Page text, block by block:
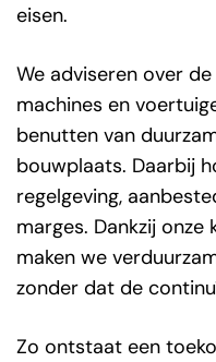
eisen.
We adviseren over
machines en
benutten van
bouwplaats. Daarbij
regelgeving,
marges. Dankzij onze
maken we
zonder dat de
Zo ontstaat een